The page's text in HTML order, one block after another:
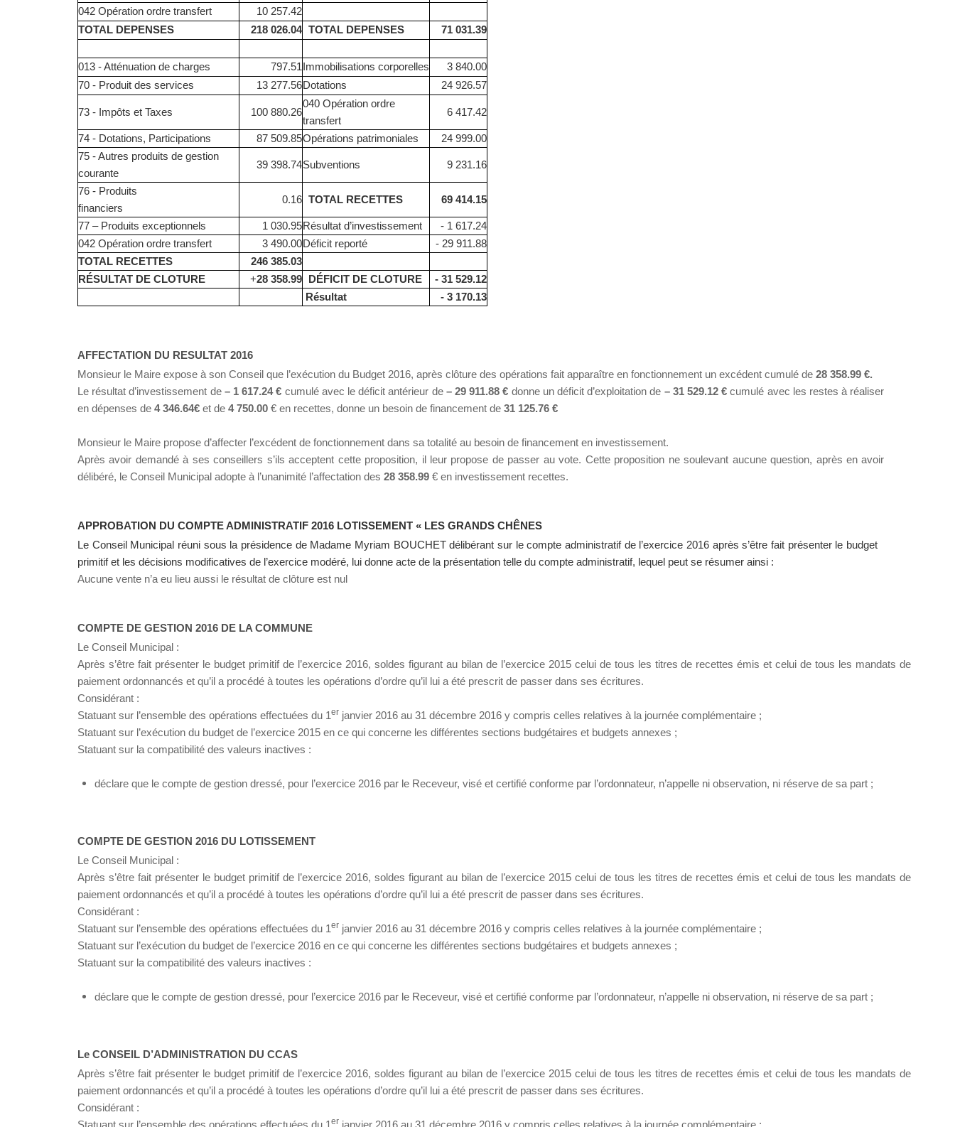
042 Opération ordre transfert
10 257.42
TOTAL DEPENSES
218 026.04 TOTAL DEPENSES 71 031.39
013 - Atténuation de charges 797.51 Immobilisations corporelles
3 840.00
70 - Produit des services
13 277.56Dotations 24 926.57
73 - Impôts et Taxes 100 880.26
040 Opération ordre
transfert
6 417.42
74 - Dotations, Participations 87 509.85Opérations patrimoniales
24 999.00
75 - Autres produits de gestion
courante
39 398.74Subventions 9 231.16
76 - Produits
financiers
0.16 TOTAL RECETTES 69 414.15
77 – Produits exceptionnels 1 030.95Résultat d’investissement
- 1 617.24
042 Opération ordre transfert
3 490.00Déficit reporté
- 29 911.88
TOTAL RECETTES
246 385.03
RÉSULTAT DE CLOTURE
+28 358.99 DÉFICIT DE CLOTURE
- 31 529.12
Résultat
- 3 170.13
AFFECTATION DU RESULTAT 2016
Monsieur le Maire expose à son Conseil que l’exécution du Budget 2016, après clôture des opérations fait apparaître en fonctionnement un excédent cumulé de 28 358.99 €.
Le résultat d’investissement de – 1 617.24 € cumulé avec le déficit antérieur de – 29 911.88 € donne un déficit d’exploitation de – 31 529.12 €cumulé avec les restes à réaliser
en dépenses de 4 346.64€ et de 4 750.00 € en recettes, donne un besoin de financement de 31 125.76 €
Monsieur le Maire propose d’affecter l’excédent de fonctionnement dans sa totalité au besoin de financement en investissement.
Après avoir demandé à ses conseillers s’ils acceptent cette proposition, il leur propose de passer au vote. Cette proposition ne soulevant aucune question, après en avoir
délibéré, le Conseil Municipal adopte à l’unanimité l’affectation des 28 358.99 € en investissement recettes.
APPROBATION DU COMPTE ADMINISTRATIF 2016 LOTISSEMENT « LES GRANDS CHÊNES
Le Conseil Municipal réuni sous la présidence de Madame Myriam BOUCHET délibérant sur le compte administratif de l’exercice 2016 après s’être fait présenter le budget
primitif et les décisions modificatives de l’exercice modéré, lui donne acte de la présentation telle du compte administratif, lequel peut se résumer ainsi :
Aucune vente n’a eu lieu aussi le résultat de clôture est nul
COMPTE DE GESTION 2016 DE LA COMMUNE
Le Conseil Municipal :
Après s’être fait présenter le budget primitif de l’exercice 2016, soldes figurant au bilan de l’exercice 2015 celui de tous les titres de recettes émis et celui de tous les mandats de
paiement ordonnancés et qu’il a procédé à toutes les opérations d’ordre qu’il lui a été prescrit de passer dans ses écritures.
Considérant :
Statuant sur l’ensemble des opérations effectuées du 1er janvier 2016 au 31 décembre 2016 y compris celles relatives à la journée complémentaire ;
Statuant sur l’exécution du budget de l’exercice 2015 en ce qui concerne les différentes sections budgétaires et budgets annexes ;
Statuant sur la compatibilité des valeurs inactives :
déclare que le compte de gestion dressé, pour l’exercice 2016 par le Receveur, visé et certifié conforme par l’ordonnateur, n’appelle ni observation, ni réserve de sa part ;
COMPTE DE GESTION 2016 DU LOTISSEMENT
Le Conseil Municipal :
Après s’être fait présenter le budget primitif de l’exercice 2016, soldes figurant au bilan de l’exercice 2015 celui de tous les titres de recettes émis et celui de tous les mandats de
paiement ordonnancés et qu’il a procédé à toutes les opérations d’ordre qu’il lui a été prescrit de passer dans ses écritures.
Considérant :
Statuant sur l’ensemble des opérations effectuées du 1er janvier 2016 au 31 décembre 2016 y compris celles relatives à la journée complémentaire ;
Statuant sur l’exécution du budget de l’exercice 2016 en ce qui concerne les différentes sections budgétaires et budgets annexes ;
Statuant sur la compatibilité des valeurs inactives :
déclare que le compte de gestion dressé, pour l’exercice 2016 par le Receveur, visé et certifié conforme par l’ordonnateur, n’appelle ni observation, ni réserve de sa part ;
Le CONSEIL D’ADMINISTRATION DU CCAS
Après s’être fait présenter le budget primitif de l’exercice 2016, soldes figurant au bilan de l’exercice 2015 celui de tous les titres de recettes émis et celui de tous les mandats de
paiement ordonnancés et qu’il a procédé à toutes les opérations d’ordre qu’il lui a été prescrit de passer dans ses écritures.
Considérant :
er